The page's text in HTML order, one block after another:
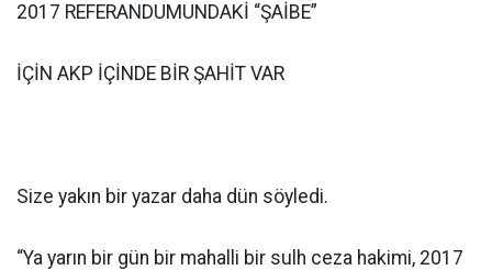
2017 REFERANDUMUNDAKİ “ŞAİBE”
İÇİN AKP İÇİNDE BİR ŞAHİT VAR
Size yakın bir yazar daha dün söyledi.
“Ya yarın bir gün bir mahalli bir sulh ceza hakimi, 2017